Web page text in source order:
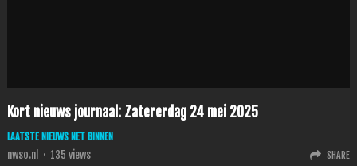
Kort nieuws journaal: Zatererdag 24 mei 2025
LAATSTE NIEUWS NET BINNEN
nwso.nl · 135 views SHARE